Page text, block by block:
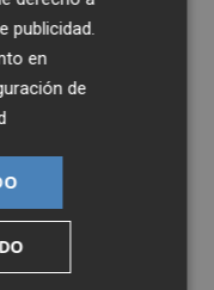
publicidad
en
de